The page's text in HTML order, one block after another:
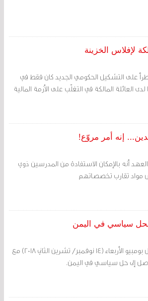
لإفلاس الخزينة
طرأ على التشكيل الحكومي الجديد كان فقط في
العائلة المالكة في التغلّب على الأزمة المالية
إنه أمر مروّع!
أنه بالإمكان الاستفادة من المدرسين ذوي
مواد تقارب تخصصاتهم
لحل سياسي في اليمن
مرآة البحرين: بحث وزير الخارجية الأمريكي مايكل بومبيو الأربعاء (14 نوفمبر/ تشرين الثاني 2018) مع
إلى حل سياسي في اليمن.